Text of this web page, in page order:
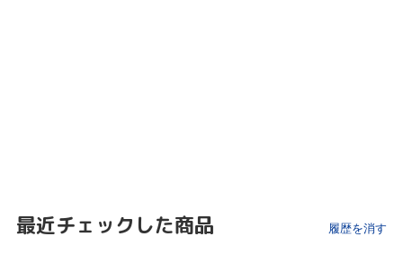
最近チェックした商品 履歴を消す